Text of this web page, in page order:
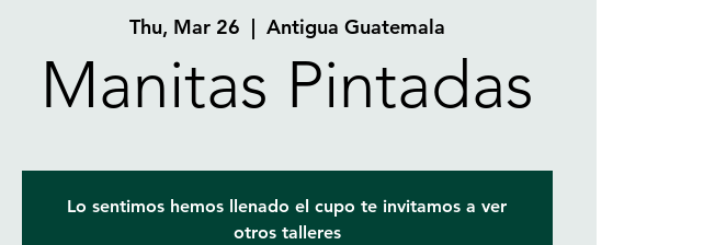
Thu, Mar 26
  |
Antigua Guatemala
Manitas Pintadas
Lo sentimos hemos llenado el cupo te invitamos a ver
otros talleres